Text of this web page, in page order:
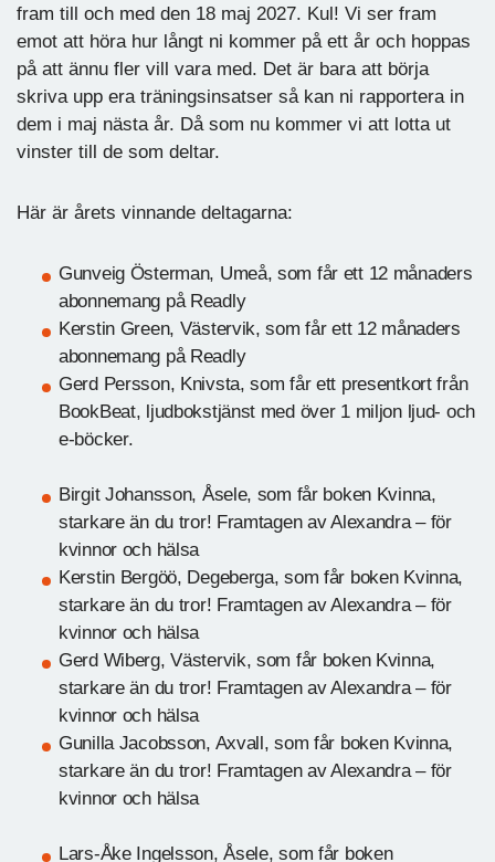
fram till och med den 18 maj 2027. Kul! Vi ser fram
emot att höra hur långt ni kommer på ett år och hoppas
på att ännu fler vill vara med. Det är bara att börja
skriva upp era träningsinsatser så kan ni rapportera in
dem i maj nästa år. Då som nu kommer vi att lotta ut
vinster till de som deltar.
Här är årets vinnande deltagarna:
Gunveig Österman, Umeå, som får ett 12 månaders
abonnemang på Readly
Kerstin Green, Västervik, som får ett 12 månaders
abonnemang på Readly
Gerd Persson, Knivsta, som får ett presentkort från
BookBeat, ljudbokstjänst med över 1 miljon ljud- och
e-böcker.
Birgit Johansson, Åsele, som får boken Kvinna,
starkare än du tror! Framtagen av Alexandra – för
kvinnor och hälsa
Kerstin Bergöö, Degeberga, som får boken Kvinna,
starkare än du tror! Framtagen av Alexandra – för
kvinnor och hälsa
Gerd Wiberg, Västervik, som får boken Kvinna,
starkare än du tror! Framtagen av Alexandra – för
kvinnor och hälsa
Gunilla Jacobsson, Axvall, som får boken Kvinna,
starkare än du tror! Framtagen av Alexandra – för
kvinnor och hälsa
Lars-Åke Ingelsson, Åsele, som får boken